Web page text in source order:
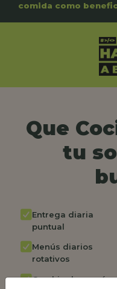
comida como
Que
tu
Entrega diaria
puntual
Menús diarios
rotativos
Cambio de menú